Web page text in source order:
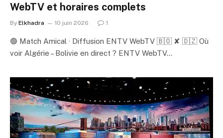
WebTV et horaires complets
By Elkhadra 10 juin 2026 1
🟢 Match Amical · Diffusion ENTV WebTV 🇧🇴 ✘ 🇩🇿 Où
voir Algérie – Bolivie en direct ? ENTV WebTV…